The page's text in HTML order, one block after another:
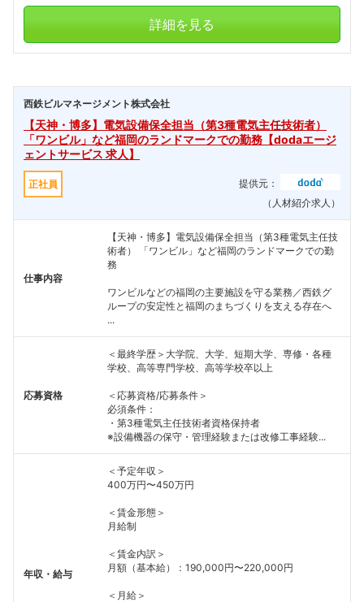
詳細を見る
西鉄ビルマネージメント株式会社
【天神・博多】電気設備保全担当（第3種電気主任技術者）
「ワンビル」など福岡のランドマークでの勤務【dodaエージ
ェントサービス 求人】
正社員
提供元：
（人材紹介求人）
仕事内容
【天神・博多】電気設備保全担当（第3種電気主任技
術者） 「ワンビル」など福岡のランドマークでの勤
務
ワンビルなどの福岡の主要施設を守る業務／西鉄グ
ループの安定性と福岡のまちづくりを支える存在へ
...
応募資格
＜最終学歴＞大学院、大学、短期大学、専修・各種
学校、高等専門学校、高等学校卒以上
＜応募資格/応募条件＞
必須条件：
・第3種電気主任技術者資格保持者
※設備機器の保守・管理経験または改修工事経験...
年収・給与
＜予定年収＞
400万円〜450万円
＜賃金形態＞
月給制
＜賃金内訳＞
月額（基本給）：190,000円〜220,000円
＜月給＞